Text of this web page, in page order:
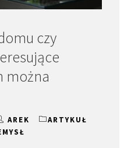
czy
można
AREK
ARTYKUŁ